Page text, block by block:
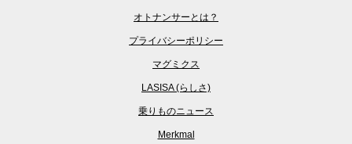
オトナンサーとは？
プライバシーポリシー
マグミクス
LASISA (らしさ)
乗りものニュース
Merkmal